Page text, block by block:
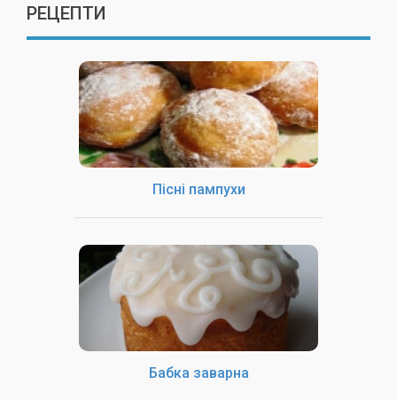
РЕЦЕПТИ
Пісні пампухи
Бабка заварна